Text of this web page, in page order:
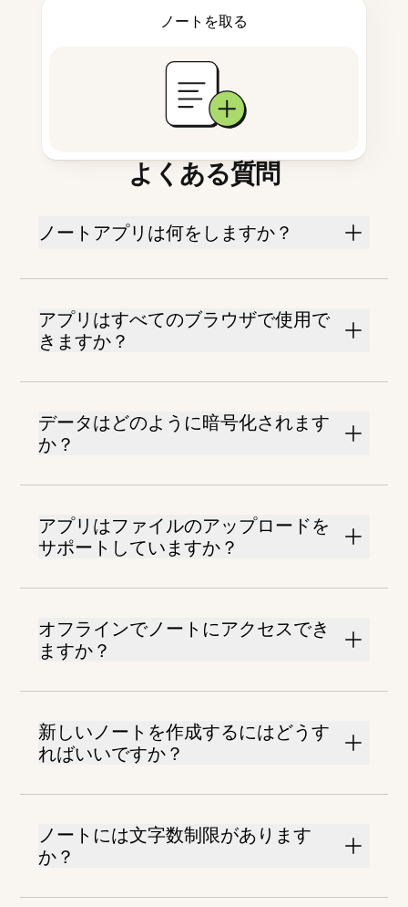
ノートを取る
よくある質問
ノートアプリは何をしますか？
アプリはすべてのブラウザで使用で
きますか？
データはどのように暗号化されます
か？
アプリはファイルのアップロードを
サポートしていますか？
オフラインでノートにアクセスでき
ますか？
新しいノートを作成するにはどうす
ればいいですか？
ノートには文字数制限があります
か？